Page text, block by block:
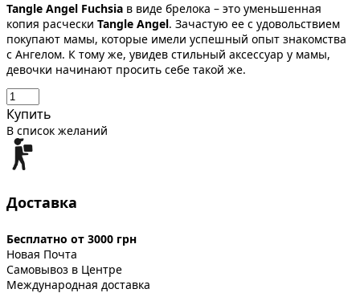
Tangle Angel Fuchsia в виде брелока – это уменьшенная
копия расчески Tangle Angel. Зачастую ее с удовольствием
покупают мамы, которые имели успешный опыт знакомства
с Ангелом. К тому же, увидев стильный аксессуар у мамы,
девочки начинают просить себе такой же.
Купить
В список желаний
Доставка
Бесплатно от 3000 грн
Новая Почта
Самовывоз в Центре
Международная доставка